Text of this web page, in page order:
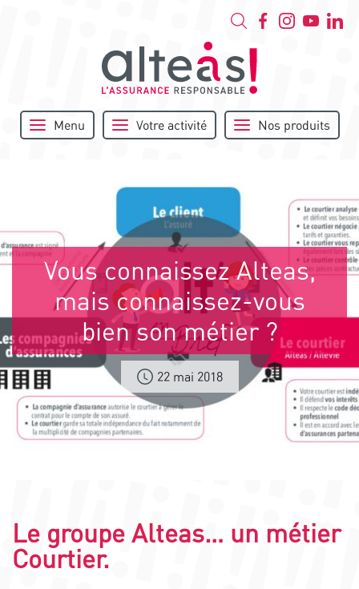
Menu Votre activité Nos produits
Vous connaissez Alteas,
mais connaissez-vous
bien son métier ?
22 mai 2018
Le groupe Alteas… un métier
Courtier.